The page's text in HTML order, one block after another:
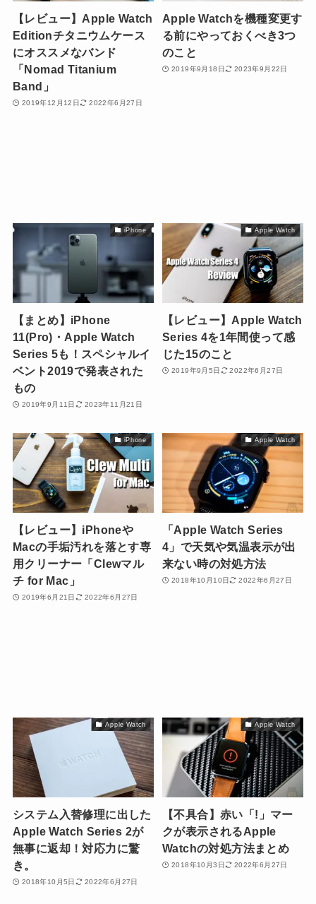
【レビュー】Apple Watch
Editionチタニウムケース
にオススメなバンド
「Nomad Titanium
Band」
2019年12月12日 2022年6月27日
Apple Watchを機種変更す
る前にやっておくべき3つ
のこと
2019年9月18日 2023年9月22日
iPhone
【まとめ】iPhone
11(Pro)・Apple Watch
Series 5も！スペシャルイ
ベント2019で発表された
もの
2019年9月11日 2023年11月21日
Apple Watch
【レビュー】Apple Watch
Series 4を1年間使って感
じた15のこと
2019年9月5日 2022年6月27日
iPhone
【レビュー】iPhoneや
Macの手垢汚れを落とす専
用クリーナー「Clewマル
チ for Mac」
2019年6月21日 2022年6月27日
Apple Watch
「Apple Watch Series
4」で天気や気温表示が出
来ない時の対処方法
2018年10月10日 2022年6月27日
Apple Watch
システム入替修理に出した
Apple Watch Series 2が
無事に返却！対応力に驚
き。
2018年10月5日 2022年6月27日
Apple Watch
【不具合】赤い「!」マー
クが表示されるApple
Watchの対処方法まとめ
2018年10月3日 2022年6月27日